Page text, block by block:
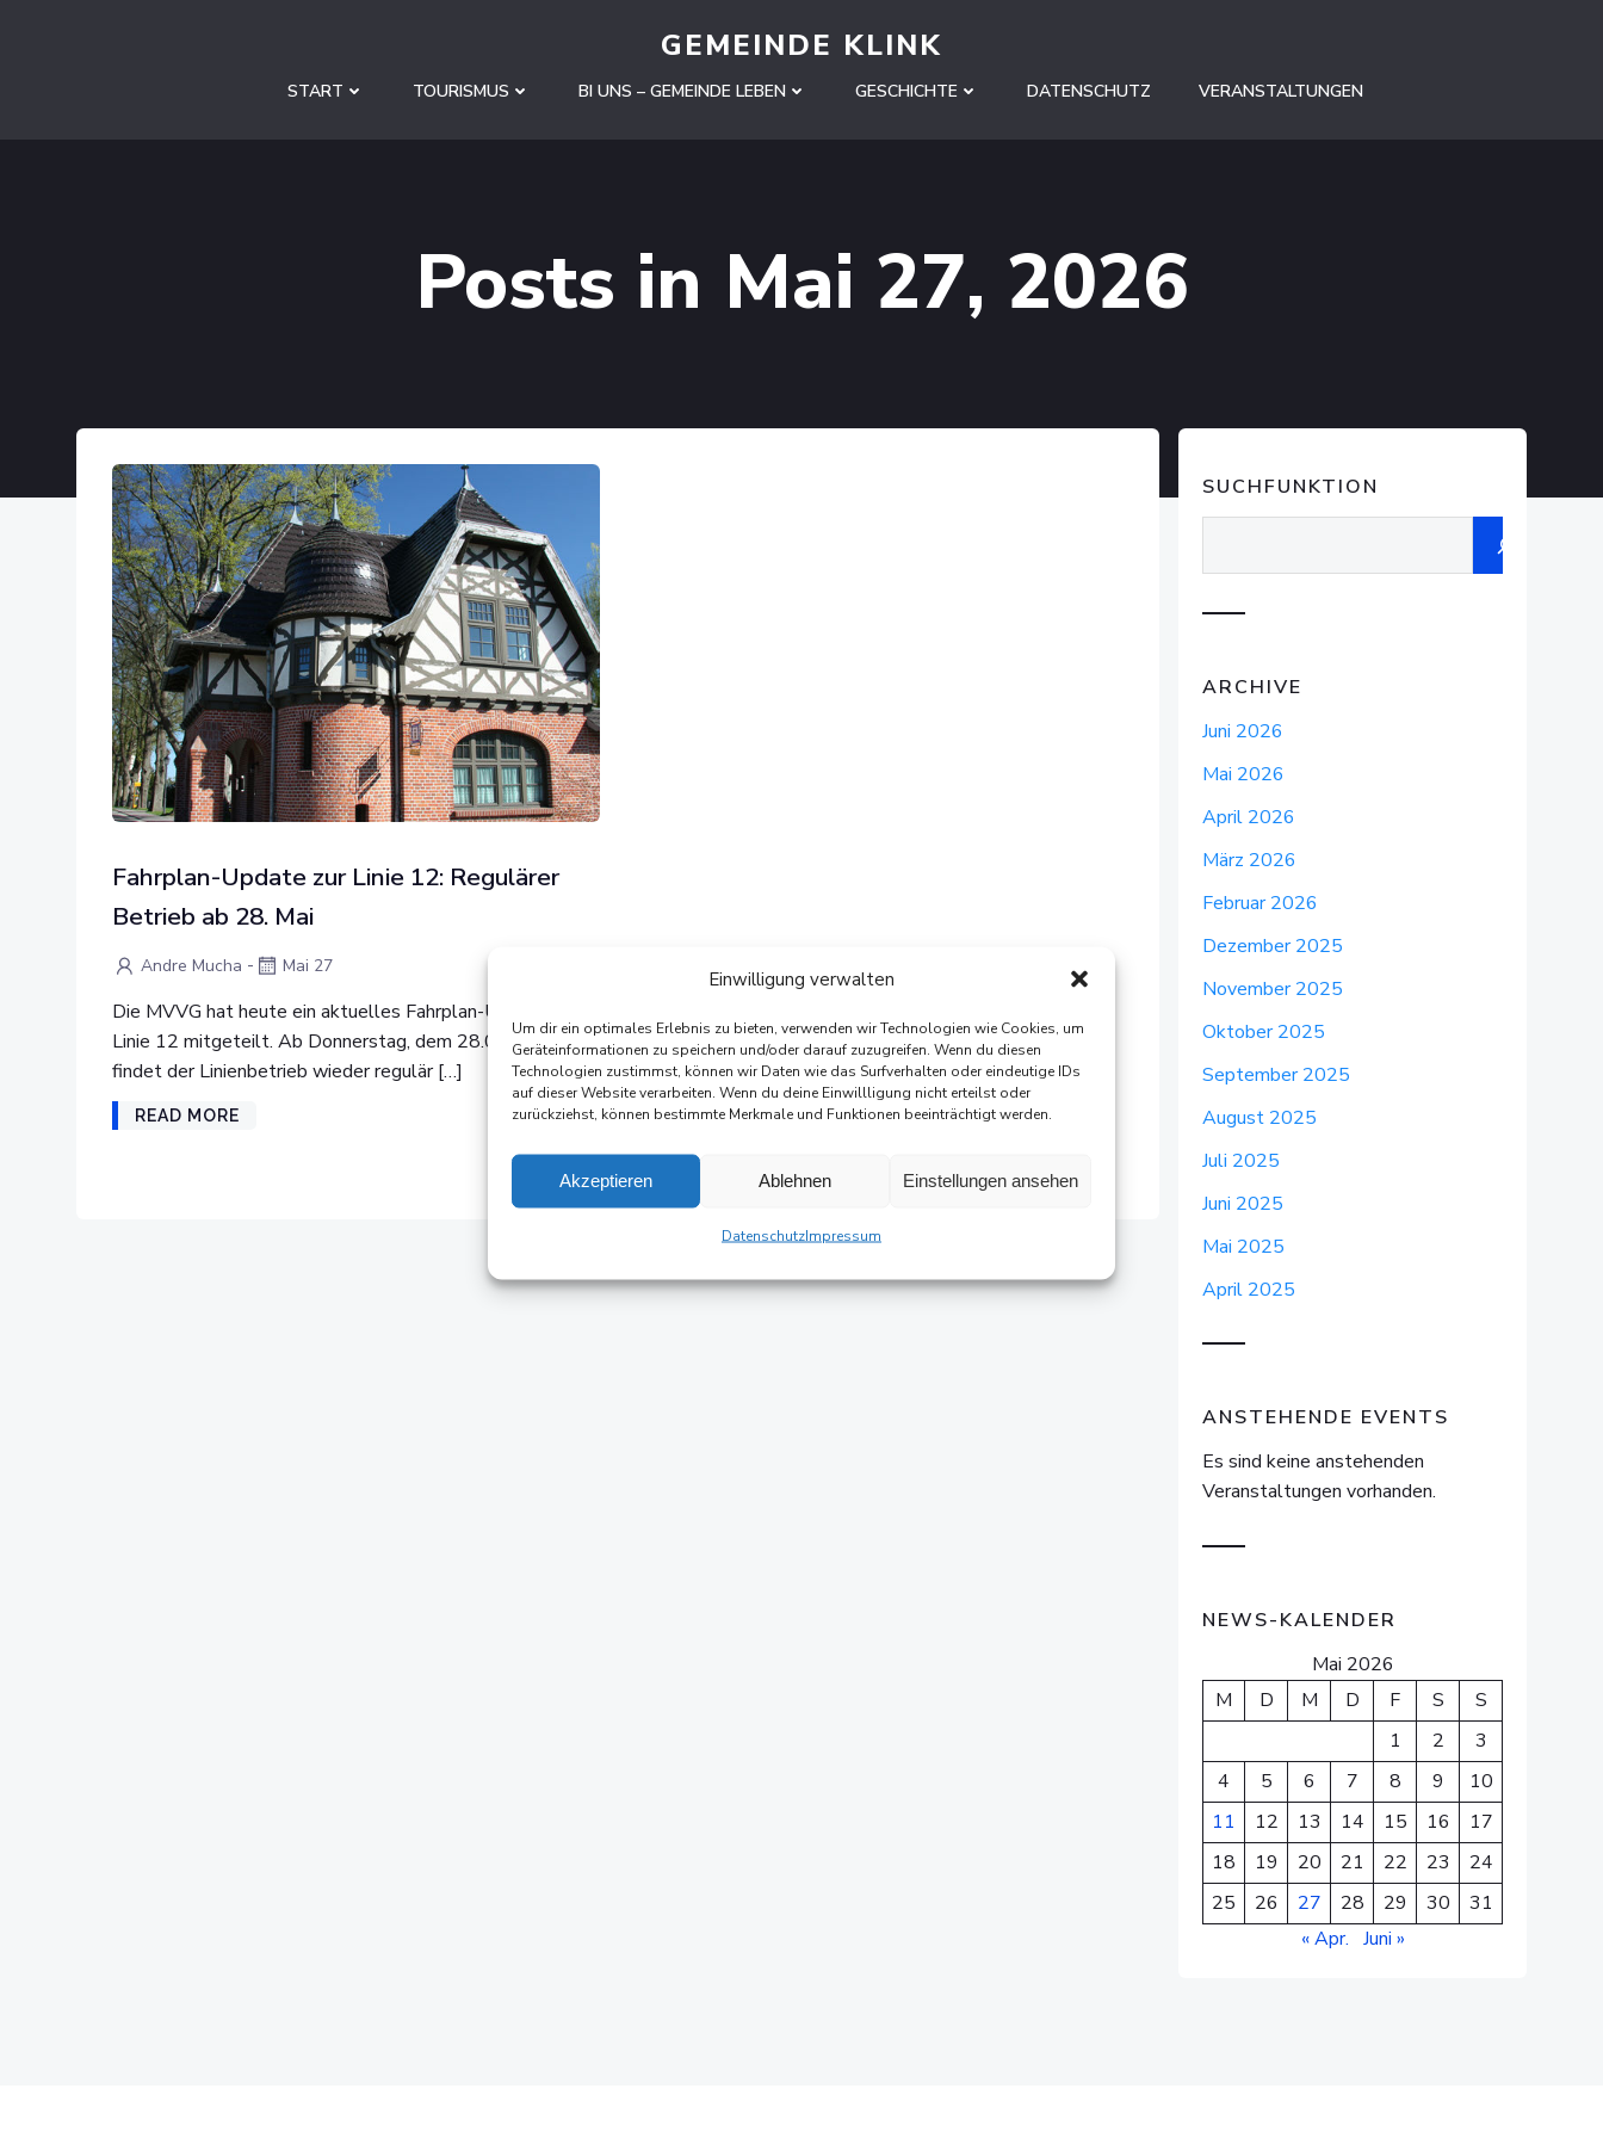
Einwilligung verwalten
Um dir ein optimales Erlebnis zu bieten, verwenden wir Technologien wie Cookies, um
Geräteinformationen zu speichern und/oder darauf zuzugreifen. Wenn du diesen
Technologien zustimmst, können wir Daten wie das Surfverhalten oder eindeutige IDs
auf dieser Website verarbeiten. Wenn du deine Einwillligung nicht erteilst oder
zurückziehst, können bestimmte Merkmale und Funktionen beeinträchtigt werden.
Akzeptieren Ablehnen Einstellungen ansehen
DatenschutzImpressum
GEMEINDE KLINK
START TOURISMUS BI UNS – GEMEINDE LEBEN GESCHICHTE DATENSCHUTZ VERANSTALTUNGEN
Posts in Mai 27, 2026
Fahrplan-Update zur Linie 12: Regulärer
Betrieb ab 28. Mai
Andre Mucha - Mai 27
Die MVVG hat heute ein aktuelles Fahrplan-Update zur
Linie 12 mitgeteilt. Ab Donnerstag, dem 28.05.2026,
findet der Linienbetrieb wieder regulär […]
READ MORE
SUCHFUNKTION
ARCHIVE
Juni 2026
Mai 2026
April 2026
März 2026
Februar 2026
Dezember 2025
November 2025
Oktober 2025
September 2025
August 2025
Juli 2025
Juni 2025
Mai 2025
April 2025
ANSTEHENDE EVENTS
Es sind keine anstehenden
Veranstaltungen vorhanden.
NEWS-KALENDER
Mai 2026
M
D M D F S
S
1
2
3
4
5 6 7 8 9
10
11
12 13 14 15 16
17
18
19 20 21 22 23
24
25
26 27 28 29 30
31
« Apr. Juni »